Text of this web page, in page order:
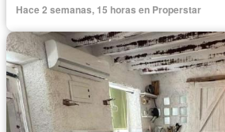
Hace 2 semanas, 15 horas en Properstar